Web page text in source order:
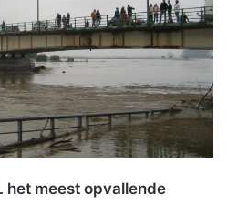
het meest opvallende